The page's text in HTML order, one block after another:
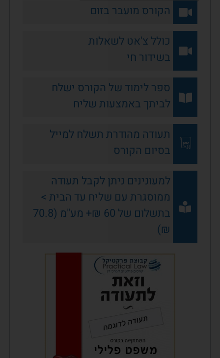
הקורס מועבר בזום
כולל צ'אט לשאלות
בשידור חי
ספר לימוד של הקורס ישלח
לביתך באמצעות שליח
תעודה מהודרת תשלח למייל
בסיום הקורס
למעונינים ניתן לקבל תעודה
ממוסגרת עם שליח עד הבית >
בתשלום של 60 ₪+ מע"מ (70.8
₪)